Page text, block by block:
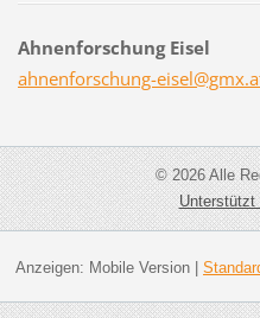
Ahnenforschung Eisel
ahnenforschung-eisel@gmx
© 2026 Alle
Unterstützt
Anzeigen: Mobile Version|